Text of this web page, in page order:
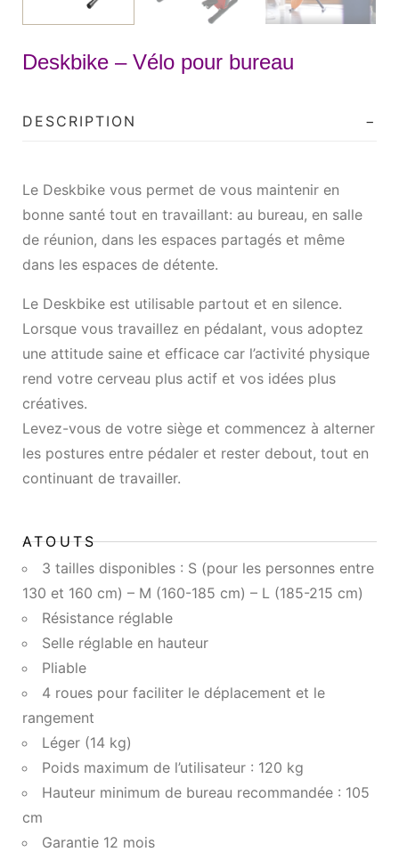
Deskbike – Vélo pour bureau
DESCRIPTION
Le Deskbike vous permet de vous maintenir en
bonne santé tout en travaillant: au bureau, en salle
de réunion, dans les espaces partagés et même
dans les espaces de détente.
Le Deskbike est utilisable partout et en silence.
Lorsque vous travaillez en pédalant, vous adoptez
une attitude saine et efficace car l’activité physique
rend votre cerveau plus actif et vos idées plus
créatives.
Levez-vous de votre siège et commencez à alterner
les postures entre pédaler et rester debout, tout en
continuant de travailler.
ATOUTS
3 tailles disponibles : S (pour les personnes entre
130 et 160 cm) – M (160-185 cm) – L (185-215 cm)
Résistance réglable
Selle réglable en hauteur
Pliable
4 roues pour faciliter le déplacement et le
rangement
Léger (14 kg)
Poids maximum de l’utilisateur : 120 kg
Hauteur minimum de bureau recommandée : 105
cm
Garantie 12 mois